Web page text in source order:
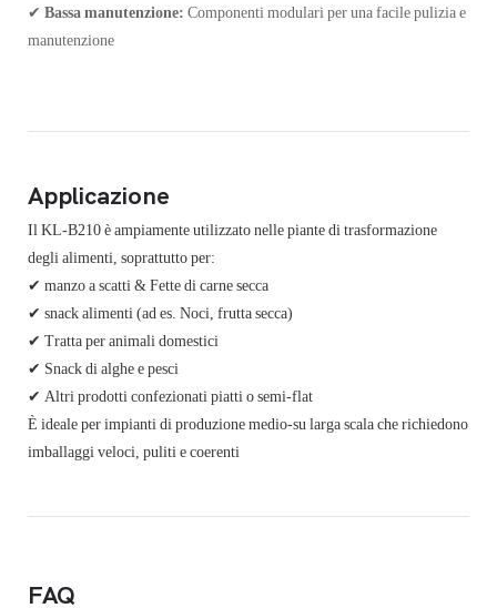
✔ Bassa manutenzione: Componenti modulari per una facile pulizia e
manutenzione
Applicazione
Il KL-B210 è ampiamente utilizzato nelle piante di trasformazione
degli alimenti, soprattutto per:
✔ manzo a scatti & Fette di carne secca
✔ snack alimenti (ad es. Noci, frutta secca)
✔ Tratta per animali domestici
✔ Snack di alghe e pesci
✔ Altri prodotti confezionati piatti o semi-flat
È ideale per impianti di produzione medio-su larga scala che richiedono
imballaggi veloci, puliti e coerenti
FAQ